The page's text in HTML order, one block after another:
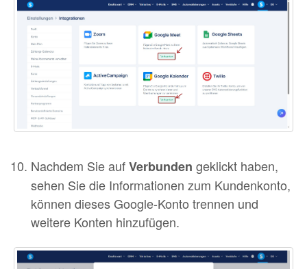
Nachdem Sie aufVerbunden geklickt haben,
sehen Sie die Informationen zum Kundenkonto,
können dieses Google-Konto trennen und
weitere Konten hinzufügen.